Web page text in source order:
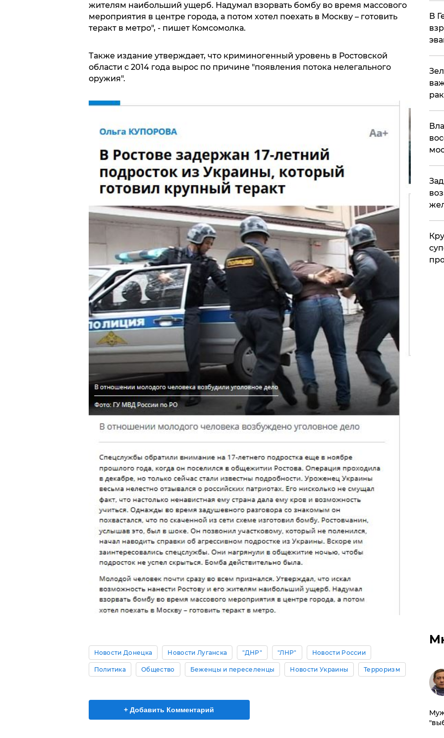
жителям наибольший ущерб. Надумал взорвать бомбу во время массового
мероприятия в центре города, а потом хотел поехать в Москву – готовить
теракт в метро", - пишет Комсомолка.
Также издание утверждает, что криминогенный уровень в Ростовской
области с 2014 года вырос по причине "появления потока нелегального
оружия".
Новости Донецка Новости Луганска "ДНР" "ЛНР" Новости России
Политика Общество Беженцы и переселенцы Новости Украины Терроризм
+ Добавить Комментарий
В